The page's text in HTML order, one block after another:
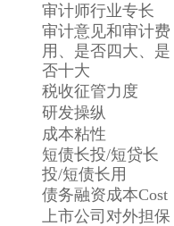
审计师行业专长
审计意见和审计费
用、是否四大、是
否十大
税收征管力度
研发操纵
成本粘性
短债长投/短贷长
投/短债长用
债务融资成本Cost
上市公司对外担保